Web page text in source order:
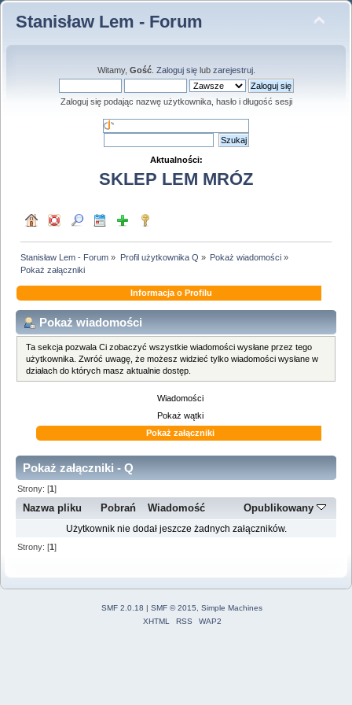
Stanisław Lem - Forum
Witamy, Gość. Zaloguj sięlub zarejestruj.
Zaloguj się podając nazwę użytkownika, hasło i długość sesji
Aktualności:
SKLEP LEM MRÓZ
Stanisław Lem - Forum » Profil użytkownika Q » Pokaż wiadomości»
Pokaż załączniki
Informacja o Profilu
Pokaż wiadomości
Ta sekcja pozwala Ci zobaczyć wszystkie wiadomości wysłane przez tego
użytkownika. Zwróć uwagę, że możesz widzieć tylko wiadomości wysłane w
działach do których masz aktualnie dostęp.
Wiadomości
Pokaż wątki
Pokaż załączniki
Pokaż załączniki - Q
Strony: [1]
Nazwa pliku Pobrań Wiadomość Opublikowany
Użytkownik nie dodał jeszcze żadnych załączników.
Strony: [1]
SMF 2.0.18 | SMF © 2015
Simple Machines
XHTML
RSS WAP2